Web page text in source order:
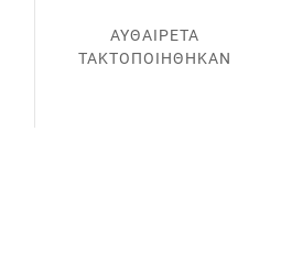
ΑΥΘΑΙΡΕΤΑ
ΤΑΚΤΟΠΟΙΗΘΗΚΑΝ